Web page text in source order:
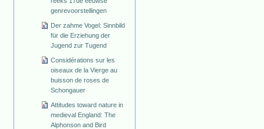
genrevoorstellingen
Der zahme Vogel: Sinnbild
für die Erziehung der
Jugend zur Tugend
Considérations sur les
oiseaux de la Vierge au
buisson de roses de
Schongauer
Attitudes toward nature in
medieval England: The
Alphonson and Bird